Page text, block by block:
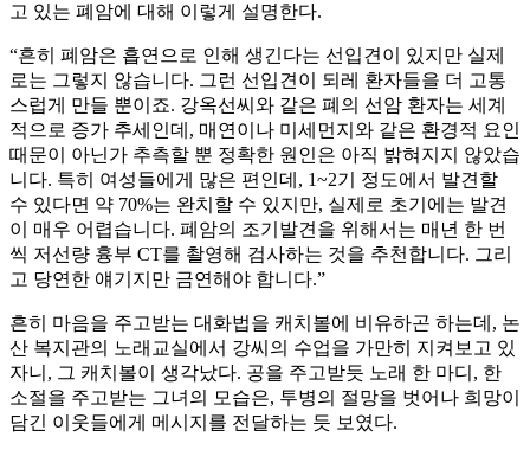
고 있는 폐암에 대해 이렇게 설명한다.
“흔히 폐암은 흡연으로 인해 생긴다는 선입견이 있지만 실제
로는 그렇지 않습니다. 그런 선입견이 되레 환자들을 더 고통
스럽게 만들 뿐이죠. 강옥선씨와 같은 폐의 선암 환자는 세계
적으로 증가 추세인데, 매연이나 미세먼지와 같은 환경적 요인
때문이 아닌가 추측할 뿐 정확한 원인은 아직 밝혀지지 않았습
니다. 특히 여성들에게 많은 편인데, 1~2기 정도에서 발견할
수 있다면 약 70%는 완치할 수 있지만, 실제로 초기에는 발견
이 매우 어렵습니다. 폐암의 조기발견을 위해서는 매년 한 번
씩 저선량 흉부 CT를 촬영해 검사하는 것을 추천합니다. 그리
고 당연한 얘기지만 금연해야 합니다.”
흔히 마음을 주고받는 대화법을 캐치볼에 비유하곤 하는데, 논
산 복지관의 노래교실에서 강씨의 수업을 가만히 지켜보고 있
자니, 그 캐치볼이 생각났다. 공을 주고받듯 노래 한 마디, 한
소절을 주고받는 그녀의 모습은, 투병의 절망을 벗어나 희망이
담긴 이웃들에게 메시지를 전달하는 듯 보였다.